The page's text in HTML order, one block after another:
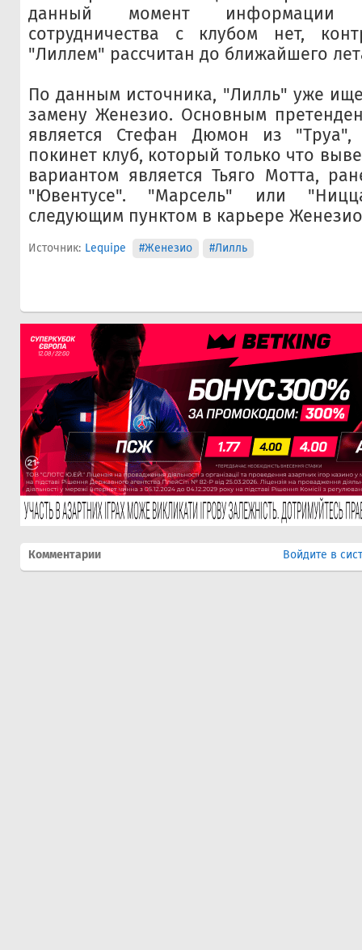
данный момент информации
сотрудничества с клубом нет,
"Лиллем" рассчитан до ближайшего
По данным источника, "Лилль" уже
замену Женезио. Основным
является Стефан Дюмон из
покинет клуб, который только что
вариантом является Тьяго Мотта,
"Ювентусе". "Марсель" или
следующим пунктом в карьере
Источник: Lequipe #Женезио #Лилль
Комментарии Войдите в